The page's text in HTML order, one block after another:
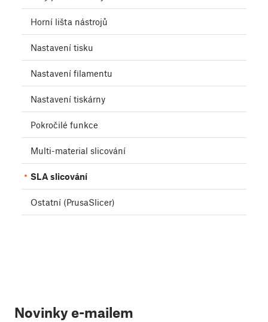
Horní lišta nástrojů
Nastavení tisku
Nastavení filamentu
Nastavení tiskárny
Pokročilé funkce
Multi-material slicování
SLA slicování
Ostatní (PrusaSlicer)
Novinky e-mailem